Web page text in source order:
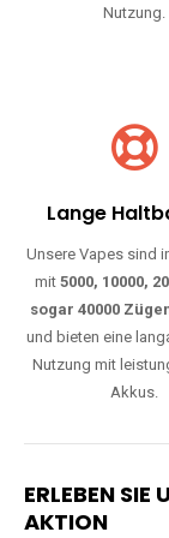
Nutzung.
Lange
Unsere Vapes sind
mit 5000, 10000,
sogar 40000
und bieten eine
Nutzung mit
Akkus.
ERLEBEN SIE
AKTION